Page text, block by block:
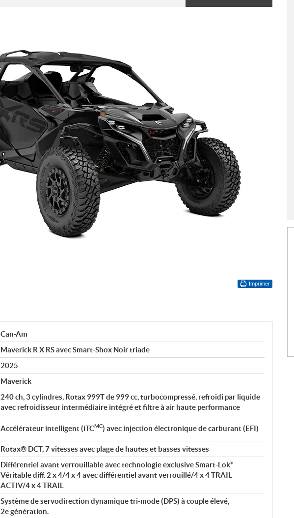
Imprimer
Can-Am
Maverick R X RS avec Smart-Shox Noir triade
2025
Maverick
240 ch, 3 cylindres, Rotax 999T de 999 cc, turbocompressé, refroidi par liquide
avec refroidisseur intermédiaire intégré et filtre à air haute performance
Accélérateur intelligent (iTCMC) avec injection électronique de carburant (EFI)
Rotax® DCT, 7 vitesses avec plage de hautes et basses vitesses
Différentiel avant verrouillable avec technologie exclusive Smart-Lok*
Véritable diff. 2 x 4/4 x 4 avec différentiel avant verrouillé/4 x 4 TRAIL
ACTIV/4 x 4 TRAIL
Système de servodirection dynamique tri-mode (DPS) à couple élevé,
2e génération.